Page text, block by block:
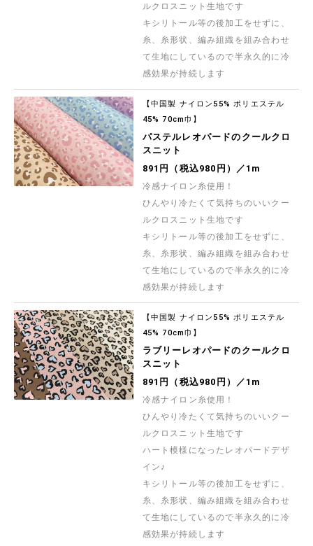
ルクロスニット生地です
キシリトール等の後加工をせずに、
糸、糸形状、編み組織を組み合わせ
て生地にしているので半永久的に冷
感効果が持続します
【中国製 ナイロン55% ポリエステル
45% 70cm巾】
パステルレオパードのクールクロ
スニット
891円（税込980円）／1m
冷感ナイロン糸使用！
ひんやり冷たくて気持ちのいいクー
ルクロスニット生地です
キシリトール等の後加工をせずに、
糸、糸形状、編み組織を組み合わせ
て生地にしているので半永久的に冷
感効果が持続します
【中国製 ナイロン55% ポリエステル
45% 70cm巾】
ラブリーレオパードのクールクロ
スニット
891円（税込980円）／1m
冷感ナイロン糸使用！
ひんやり冷たくて気持ちのいいクー
ルクロスニット生地です
ハート模様になったレオパードデザ
イン♪
キシリトール等の後加工をせずに、
糸、糸形状、編み組織を組み合わせ
て生地にしているので半永久的に冷
感効果が持続します